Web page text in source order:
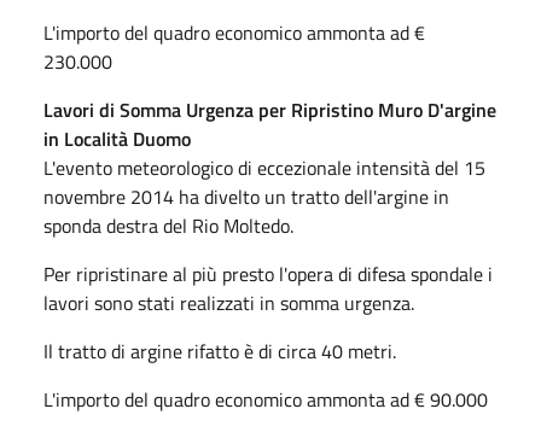
L'importo del quadro economico ammonta ad €
230.000
Lavori di Somma Urgenza per Ripristino Muro D'argine
in Località Duomo
L'evento meteorologico di eccezionale intensità del 15
novembre 2014 ha divelto un tratto dell'argine in
sponda destra del Rio Moltedo.
Per ripristinare al più presto l'opera di difesa spondale i
lavori sono stati realizzati in somma urgenza.
Il tratto di argine rifatto è di circa 40 metri.
L'importo del quadro economico ammonta ad € 90.000